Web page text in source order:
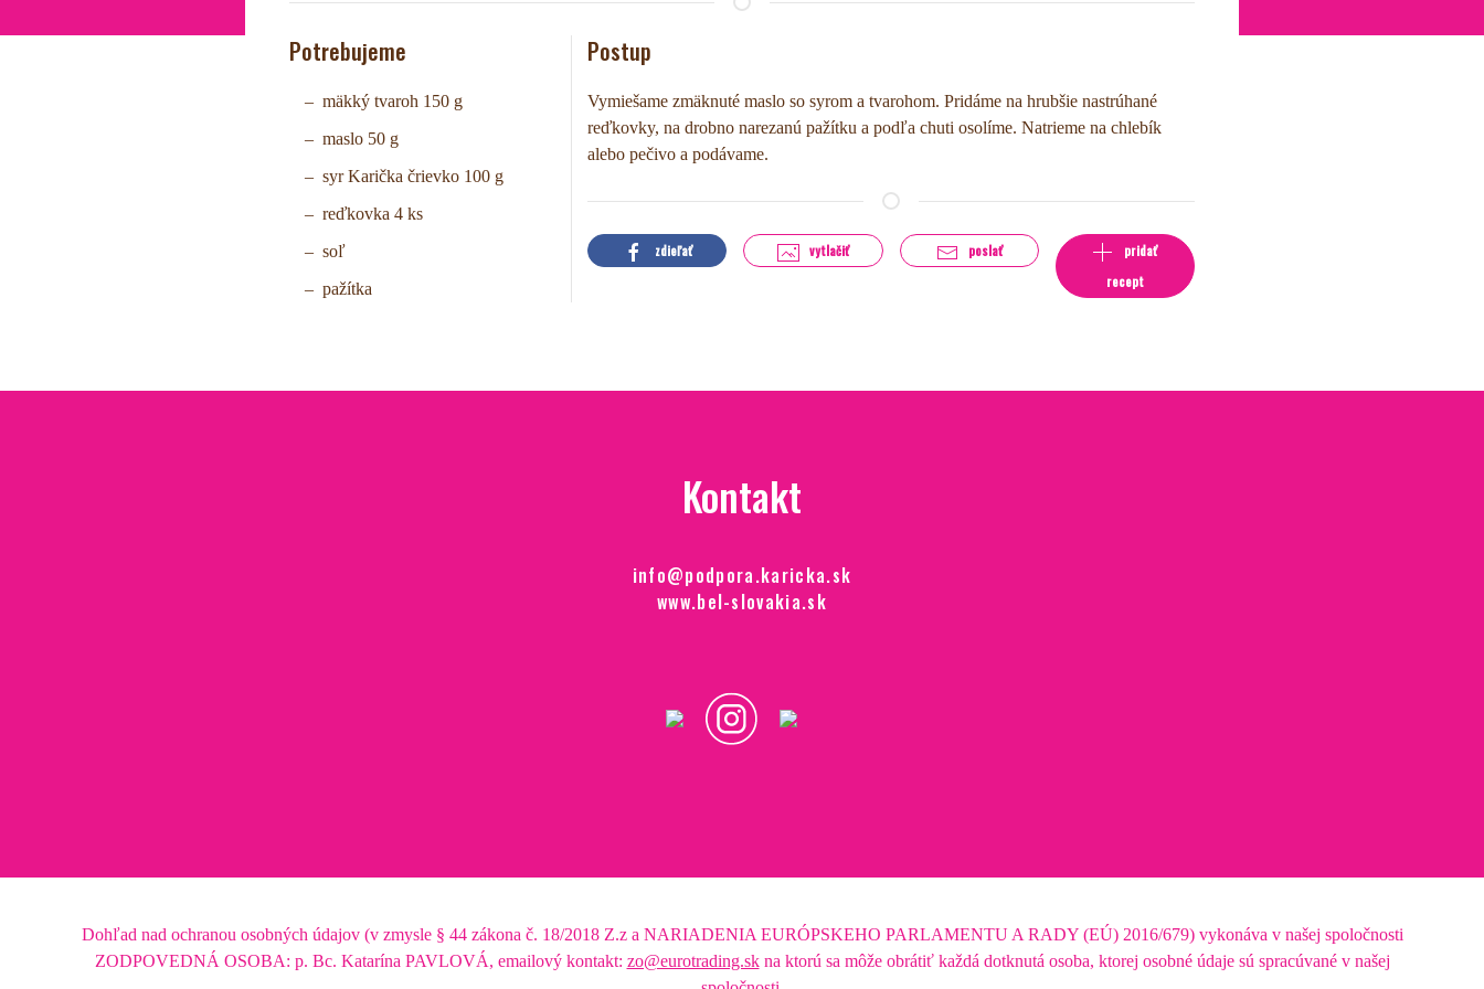
Postup
Vymiešame zmäknuté maslo so syrom a tvarohom. Pridáme na hrubšie nastrúhané
reďkovky, na drobno narezanú pažítku a podľa chuti osolíme. Natrieme na chlebík
alebo pečivo a podávame.
zdieľať vytlačiť poslať
pridať
recept
Potrebujeme
mäkký tvaroh 150 g
maslo 50 g
syr Karička črievko 100 g
reďkovka 4 ks
soľ
pažítka
Kontakt
info@podpora.karicka.sk
www.bel-slovakia.sk
Dohľad nad ochranou osobných údajov (v zmysle § 44 zákona č. 18/2018 Z.z a NARIADENIA EURÓPSKEHO PARLAMENTU A RADY (EÚ) 2016/679) vykonáva v našej spoločnosti
ZODPOVEDNÁ OSOBA: p. Bc. Katarína PAVLOVÁ, emailový kontakt: zo@eurotrading.skna ktorú sa môže obrátiť každá dotknutá osoba, ktorej osobné údaje sú spracúvané v našej